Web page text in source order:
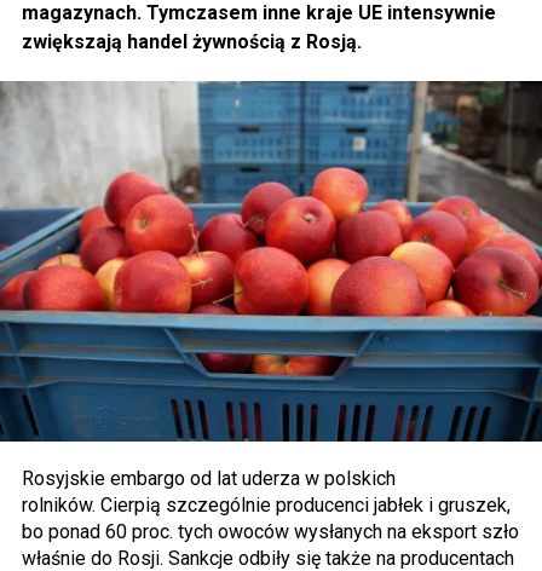
magazynach. Tymczasem inne kraje UE intensywnie
zwiększają handel żywnością z Rosją.
Rosyjskie embargo od lat uderza w polskich
rolników. Cierpią szczególnie producenci jabłek i gruszek,
bo ponad 60 proc. tych owoców wysłanych na eksport szło
właśnie do Rosji. Sankcje odbiły się także na producentach